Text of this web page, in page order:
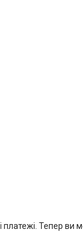
платежі. Тепер